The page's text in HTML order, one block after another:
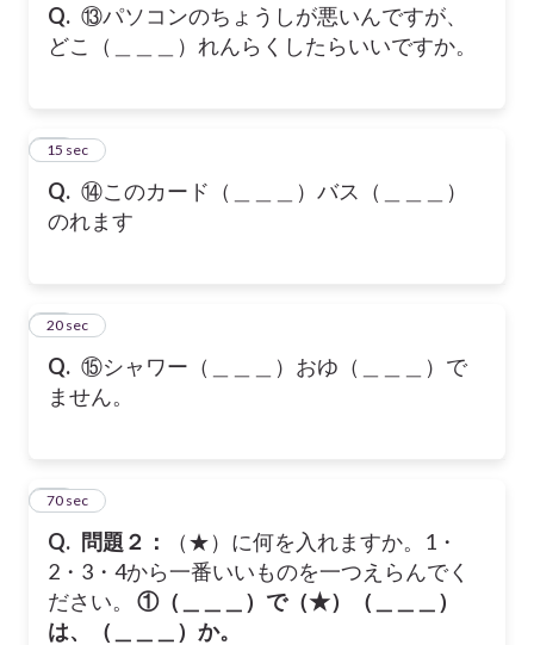
Q. ⑬パソコンのちょうしが悪いんですが、
どこ（＿＿＿）れんらくしたらいいですか。
Q. ⑭このカード（＿＿＿）バス（＿＿＿）
のれます
14
15 sec
Q. ⑮シャワー（＿＿＿）おゆ（＿＿＿）で
ません。
15
20 sec
Q. 問題２：
（★）に何を入れますか。1・
2・3・4から一番いいものを一つえらんでく
ださい。
①（＿＿＿）で（★）（＿＿＿）
は、（＿＿＿）か。
16
70 sec